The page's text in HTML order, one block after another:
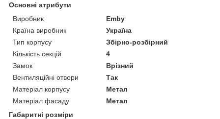
Основні атрибути
Виробник
Emby
Країна виробник
Україна
Тип корпусу
Збірно-розбірний
Кількість секцій
4
Замок
Врізний
Вентиляційні отвори
Так
Матеріал корпусу
Метал
Матеріал фасаду
Метал
Габаритні розміри